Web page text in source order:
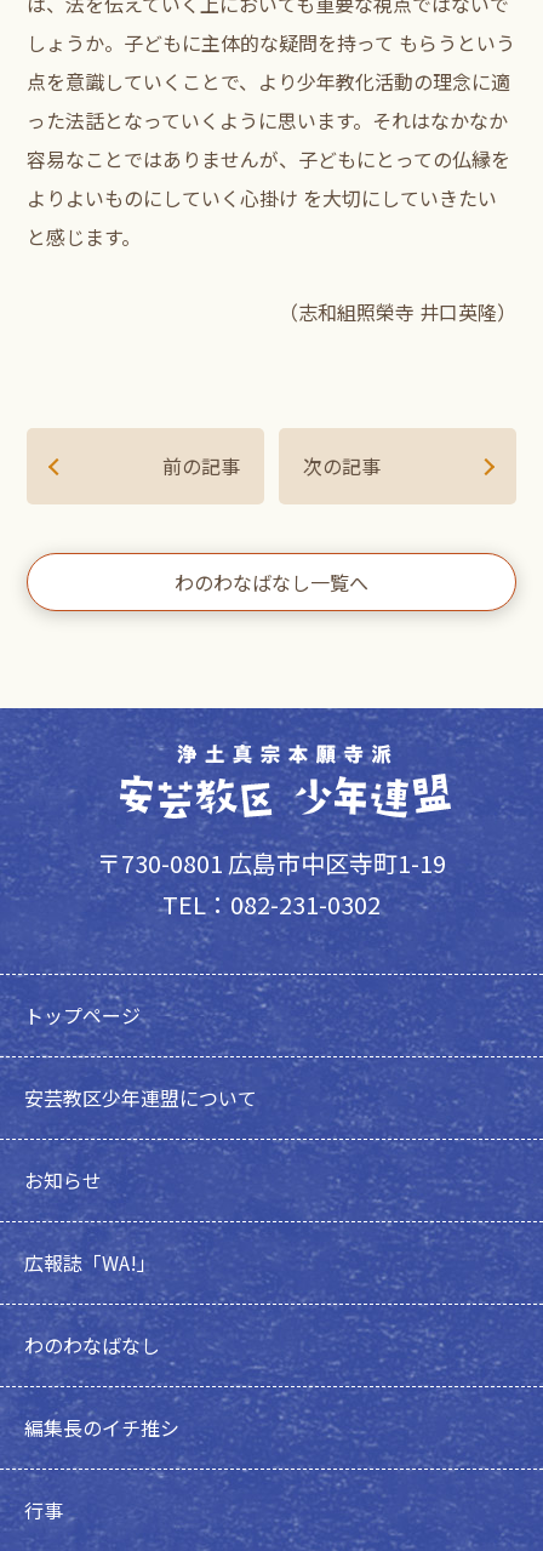
しょうか。子どもに主体的な疑問を持って もらうという
点を意識していくことで、より少年教化活動の理念に適
った法話となっていくように思います。それはなかなか
容易なことではありませんが、子どもにとっての仏縁を
よりよいものにしていく心掛け を大切にしていきたい
と感じます。
（志和組照榮寺 井口英隆）
前の記事 次の記事
わのわなばなし一覧へ
〒730-0801 広島市中区寺町1-19
TEL：082-231-0302
トップページ
安芸教区少年連盟について
お知らせ
広報誌「WA!」
わのわなばなし
編集長のイチ推シ
行事